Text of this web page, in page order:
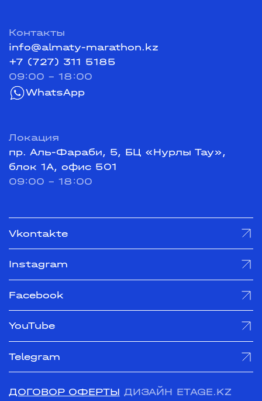
Контакты
info@almaty-marathon.kz
+7 (727) 311 5185
09:00 - 18:00
WhatsApp
Локация
пр. Аль-Фараби, 5, БЦ «Нурлы Тау»,
блок 1А, офис 501
09:00 - 18:00
Vkontakte
Instagram
Facebook
YouTube
Telegram
ДОГОВОР ОФЕРТЫ ДИЗАЙН ETAGE.KZ